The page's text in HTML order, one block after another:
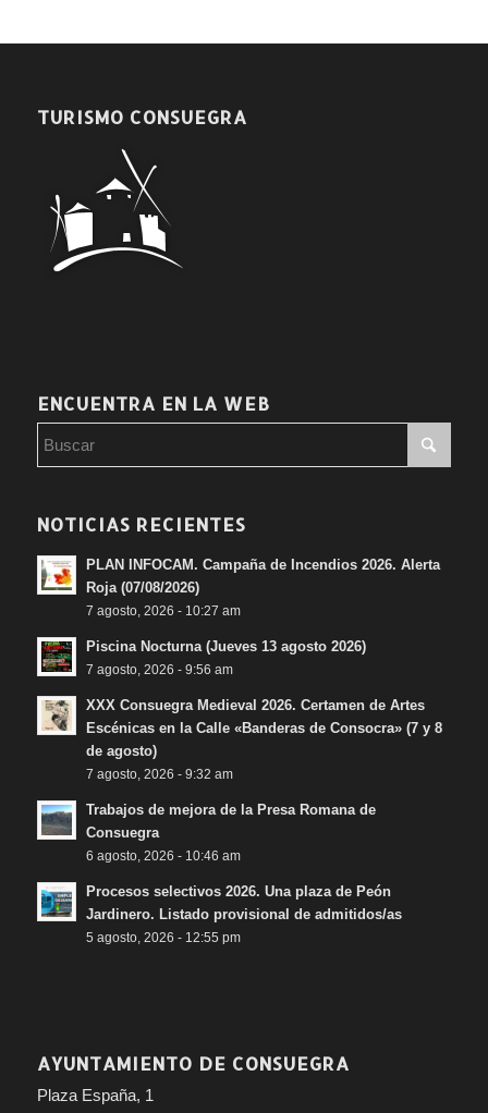
TURISMO CONSUEGRA
ENCUENTRA EN LA WEB
NOTICIAS RECIENTES
PLAN INFOCAM. Campaña de Incendios 2026. Alerta
Roja (07/08/2026)
7 agosto, 2026 - 10:27 am
Piscina Nocturna (Jueves 13 agosto 2026)
7 agosto, 2026 - 9:56 am
XXX Consuegra Medieval 2026. Certamen de Artes
Escénicas en la Calle «Banderas de Consocra» (7 y 8
de agosto)
7 agosto, 2026 - 9:32 am
Trabajos de mejora de la Presa Romana de
Consuegra
6 agosto, 2026 - 10:46 am
Procesos selectivos 2026. Una plaza de Peón
Jardinero. Listado provisional de admitidos/as
5 agosto, 2026 - 12:55 pm
AYUNTAMIENTO DE CONSUEGRA
Plaza España, 1